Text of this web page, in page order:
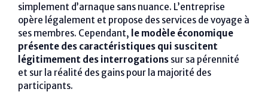
simplement d’arnaque sans nuance. L’entreprise
opère légalement et propose des services de voyage à
ses membres. Cependant, le modèle économique
présente des caractéristiques qui suscitent
légitimement des interrogations sur sa pérennité
et sur la réalité des gains pour la majorité des
participants.